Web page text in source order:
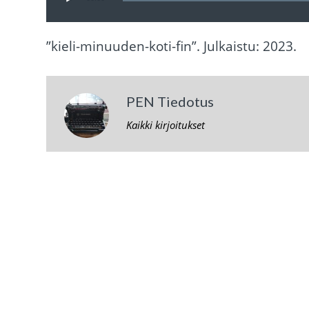
”kieli-minuuden-koti-fin”. Julkaistu: 2023.
PEN Tiedotus
Kaikki kirjoitukset